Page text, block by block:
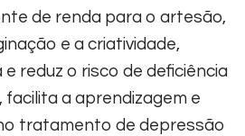
de renda para o artesão,
e a criatividade,
reduz o risco de deficiência
facilita a aprendizagem e
tratamento de depressão